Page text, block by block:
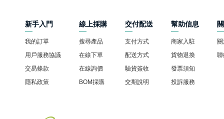
新手入門
我的訂單
用戶服務協議
交易條款
隱私政策
線上採購
搜尋產品
在線下單
在線詢價
BOM採購
交付配送
支付方式
配送方式
驗貨簽收
交期說明
幫助信息
商家入駐
貨物退換
發票須知
投訴服務